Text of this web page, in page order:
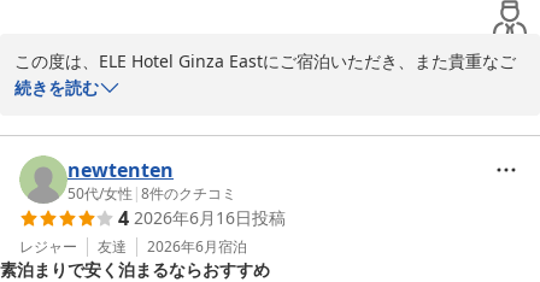
この度は、ELE Hotel Ginza Eastにご宿泊いただき、また貴重なご
意見をご投稿頂き、誠にありがとうございました。　立地　フロン
す。　これからも、お客様のお声を励みに、より快適にお寛ぎ頂け
るように対応ができればと存じます。　また、こちらのエリアにお
越しの際にはぜひ当館のご宿泊ください。　お待ちしております。
ELE Hotel Ginza East
続きを読む
newtenten
50代/女性 |8件のクチコミ
4 2026年6月16日投稿
レジャー 友達 2026年6月宿泊
素泊まりで安く泊まるならおすすめ